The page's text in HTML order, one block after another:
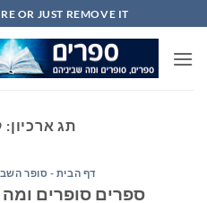
to
content
OR JUST REMOVE IT...
תג ארכיון:
דף הבית - סופר
ספרים סופרים